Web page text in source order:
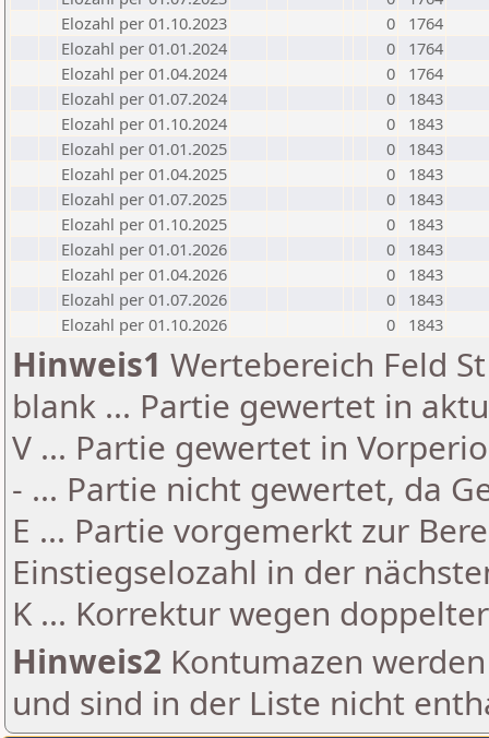
Elozahl per 01.10.2023
0
1764
Elozahl per 01.01.2024
0
1764
Elozahl per 01.04.2024
0
1764
Elozahl per 01.07.2024
0
1843
Elozahl per 01.10.2024
0
1843
Elozahl per 01.01.2025
0
1843
Elozahl per 01.04.2025
0
1843
Elozahl per 01.07.2025
0
1843
Elozahl per 01.10.2025
0
1843
Elozahl per 01.01.2026
0
1843
Elozahl per 01.04.2026
0
1843
Elozahl per 01.07.2026
0
1843
Elozahl per 01.10.2026
0 1843
Hinweis1 Wertebereich Feld
blank ... Partie gewertet in
V ... Partie gewertet in
- ... Partie nicht gewertet, da
E ... Partie vorgemerkt zur
Einstiegselozahl in der
K ... Korrektur wegen
Hinweis2 Kontumazen
und sind in der Liste nicht